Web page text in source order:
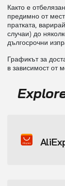
Както е
предимно от
пратката,
случаи) до
дългосрочни
Графикът за
в зависимост от